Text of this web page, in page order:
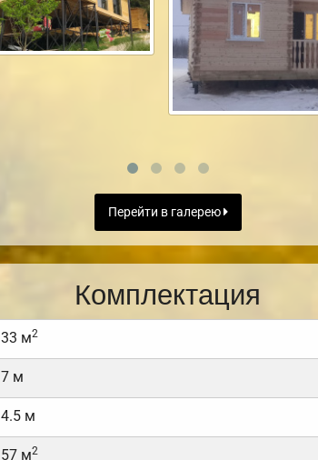
Перейти в галерею
Комплектация
33 м2
7 м
4.5 м
57 м2